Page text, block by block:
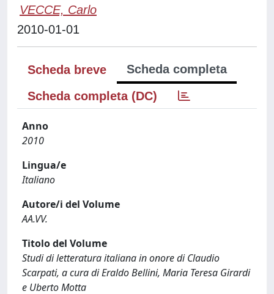
VECCE, Carlo
2010-01-01
Scheda breve
Scheda completa
Scheda completa (DC)
Anno
2010
Lingua/e
Italiano
Autore/i del Volume
AA.VV.
Titolo del Volume
Studi di letteratura italiana in onore di Claudio
Scarpati, a cura di Eraldo Bellini, Maria Teresa Girardi
e Uberto Motta